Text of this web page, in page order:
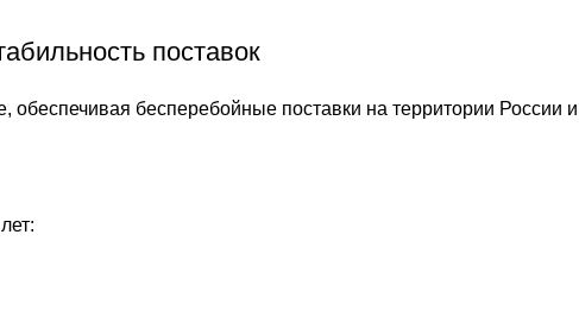
поставок
обеспечивая бесперебойные поставки на территории